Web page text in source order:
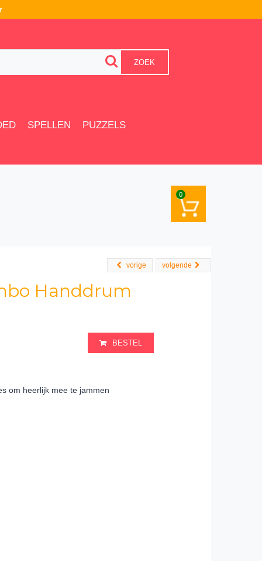
ZOEK
SPELLEN PUZZELS
0
volgende
vorige
Handdrum
BESTEL
om heerlijk mee te jammen